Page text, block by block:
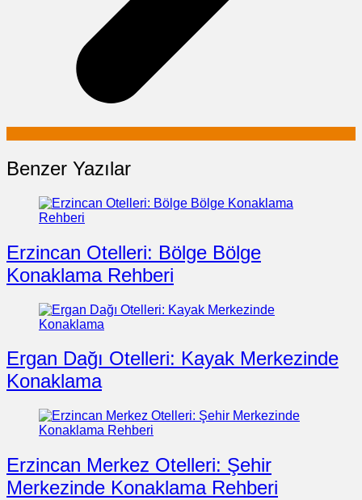
Benzer Yazılar
Erzincan Otelleri: Bölge Bölge
Konaklama Rehberi
Ergan Dağı Otelleri: Kayak Merkezinde
Konaklama
Erzincan Merkez Otelleri: Şehir
Merkezinde Konaklama Rehberi